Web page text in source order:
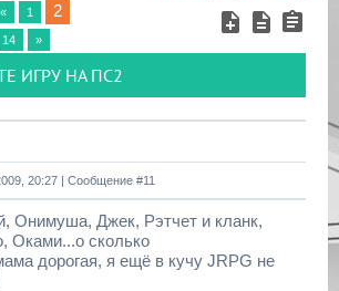
« 1 2
14 »
ИГРУ НА ПС2
20:27 | Сообщение #11
Онимуша, Джек, Рэтчет и кланк,
Оками...о сколько
дорогая, я ещё в кучу JRPG не